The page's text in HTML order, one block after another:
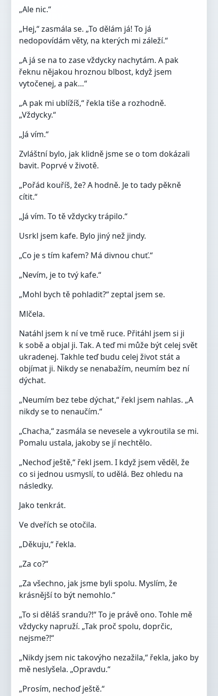
„Ale nic.“
„Hej,“ zasmála se. „To dělám já! To já
nedopovídám věty, na kterých mi záleží.“
„A já se na to zase vždycky nachytám. A pak
řeknu nějakou hroznou blbost, když jsem
vytočenej, a pak…“
„A pak mi ublížíš,“ řekla tiše a rozhodně.
„Vždycky.“
„Já vím.“
Zvláštní bylo, jak klidně jsme se o tom dokázali
bavit. Poprvé v životě.
„Pořád kouříš, že? A hodně. Je to tady pěkně
cítit.“
„Já vím. To tě vždycky trápilo.“
Usrkl jsem kafe. Bylo jiný než jindy.
„Co je s tím kafem? Má divnou chuť.“
„Nevím, je to tvý kafe.“
„Mohl bych tě pohladit?“ zeptal jsem se.
Mlčela.
Natáhl jsem k ní ve tmě ruce. Přitáhl jsem si ji
k sobě a objal ji. Tak. A teď mi může být celej svět
ukradenej. Takhle teď budu celej život stát a
objímat ji. Nikdy se nenabažím, neumím bez ní
dýchat.
„Neumím bez tebe dýchat,“ řekl jsem nahlas. „A
nikdy se to nenaučím.“
„Chacha,“ zasmála se nevesele a vykroutila se mi.
Pomalu ustala, jakoby se jí nechtělo.
„Nechoď ještě,“ řekl jsem. I když jsem věděl, že
co si jednou usmyslí, to udělá. Bez ohledu na
následky.
Jako tenkrát.
Ve dveřích se otočila.
„Děkuju,“ řekla.
„Za co?“
„Za všechno, jak jsme byli spolu. Myslím, že
krásnější to být nemohlo.“
„To si děláš srandu?!“ To je právě ono. Tohle mě
vždycky napruží. „Tak proč spolu, doprčic,
nejsme?!“
„Nikdy jsem nic takovýho nezažila,“ řekla, jako by
mě neslyšela. „Opravdu.“
„Prosím, nechoď ještě.“